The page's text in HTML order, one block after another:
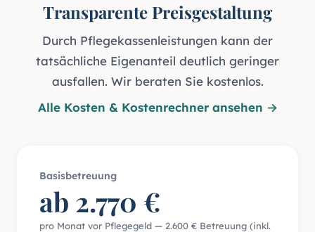
Transparente Preisgestaltung
Durch Pflegekassenleistungen kann der
tatsächliche Eigenanteil deutlich geringer
ausfallen. Wir beraten Sie kostenlos.
Alle Kosten & Kostenrechner ansehen →
Basisbetreuung
ab 2.770 €
pro Monat vor Pflegegeld — 2.600 € Betreuung (inkl.